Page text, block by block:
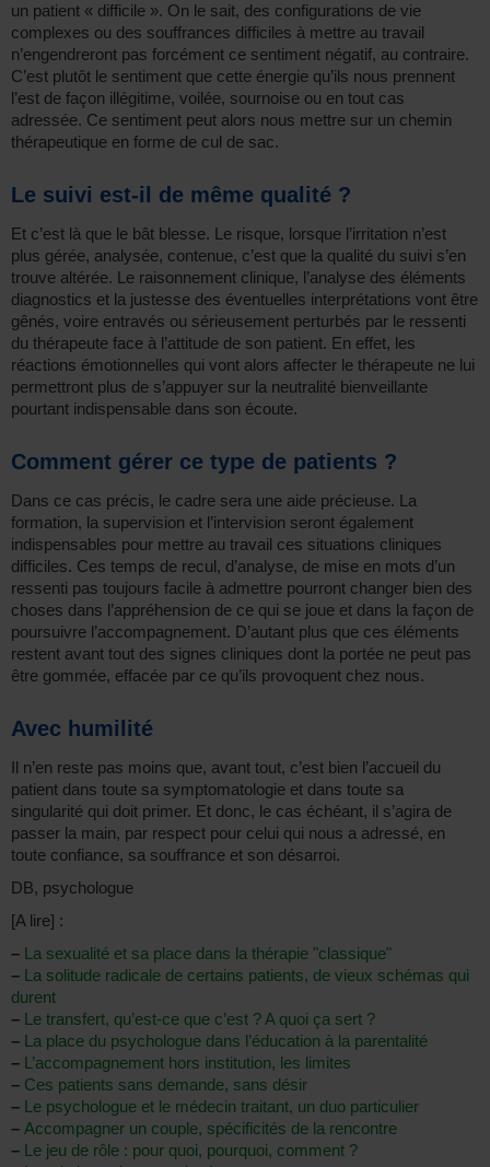
un patient « difficile ». On le sait, des configurations de vie
complexes ou des souffrances difficiles à mettre au travail
n’engendreront pas forcément ce sentiment négatif, au contraire.
C’est plutôt le sentiment que cette énergie qu’ils nous prennent
l’est de façon illégitime, voilée, sournoise ou en tout cas
adressée. Ce sentiment peut alors nous mettre sur un chemin
thérapeutique en forme de cul de sac.
Le suivi est-il de même qualité ?
Et c’est là que le bât blesse. Le risque, lorsque l’irritation n’est
plus gérée, analysée, contenue, c’est que la qualité du suivi s’en
trouve altérée. Le raisonnement clinique, l’analyse des éléments
diagnostics et la justesse des éventuelles interprétations vont être
gênés, voire entravés ou sérieusement perturbés par le ressenti
du thérapeute face à l’attitude de son patient. En effet, les
réactions émotionnelles qui vont alors affecter le thérapeute ne lui
permettront plus de s’appuyer sur la neutralité bienveillante
pourtant indispensable dans son écoute.
Comment gérer ce type de patients ?
Dans ce cas précis, le cadre sera une aide précieuse. La
formation, la supervision et l’intervision seront également
indispensables pour mettre au travail ces situations cliniques
difficiles. Ces temps de recul, d’analyse, de mise en mots d’un
ressenti pas toujours facile à admettre pourront changer bien des
choses dans l’appréhension de ce qui se joue et dans la façon de
poursuivre l’accompagnement. D’autant plus que ces éléments
restent avant tout des signes cliniques dont la portée ne peut pas
être gommée, effacée par ce qu’ils provoquent chez nous.
Avec humilité
Il n’en reste pas moins que, avant tout, c’est bien l’accueil du
patient dans toute sa symptomatologie et dans toute sa
singularité qui doit primer. Et donc, le cas échéant, il s’agira de
passer la main, par respect pour celui qui nous a adressé, en
toute confiance, sa souffrance et son désarroi.
DB, psychologue
[A lire] :
– La sexualité et sa place dans la thérapie "classique"
– La solitude radicale de certains patients, de vieux schémas qui
durent
– Le transfert, qu’est-ce que c’est ? A quoi ça sert ?
– La place du psychologue dans l’éducation à la parentalité
– L’accompagnement hors institution, les limites
– Ces patients sans demande, sans désir
– Le psychologue et le médecin traitant, un duo particulier
– Accompagner un couple, spécificités de la rencontre
– Le jeu de rôle : pour quoi, pourquoi, comment ?